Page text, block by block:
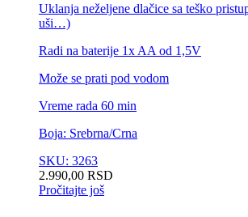
Uklanja neželjene dlačice sa teško
uši…)
Radi na baterije 1x AA od 1,5V
Može se prati pod vodom
Vreme rada 60 min
Boja: Srebrna/Crna
SKU: 3263
2.990,00 RSD
Pročitajte još